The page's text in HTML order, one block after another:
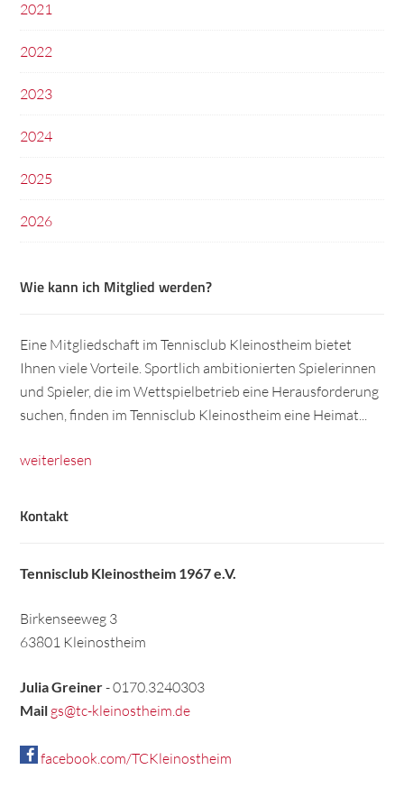
2021
2022
2023
2024
2025
2026
Wie kann ich Mitglied werden?
Eine Mitgliedschaft im Tennisclub Kleinostheim bietet
Ihnen viele Vorteile. Sportlich ambitionierten Spielerinnen
und Spieler, die im Wettspielbetrieb eine Herausforderung
suchen, finden im Tennisclub Kleinostheim eine Heimat...
weiterlesen
Kontakt
Tennisclub Kleinostheim 1967 e.V.
Birkenseeweg 3
63801 Kleinostheim
Julia Greiner- 0170.3240303
Mail gs@tc-kleinostheim.de
facebook.com/TCKleinostheim